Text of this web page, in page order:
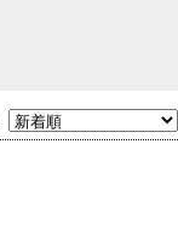
ラム
やみ